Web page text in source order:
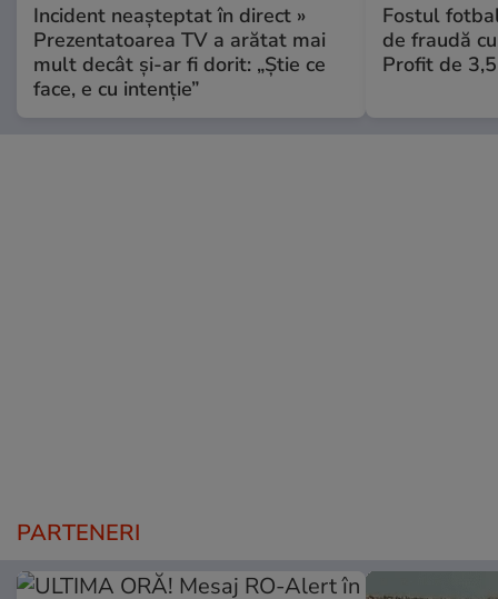
Incident neașteptat în direct »
Prezentatoarea TV a arătat mai
mult decât și-ar fi dorit: „Știe ce
face, e cu intenție”
Fostul
de fraudă
Profit de
PARTENERI